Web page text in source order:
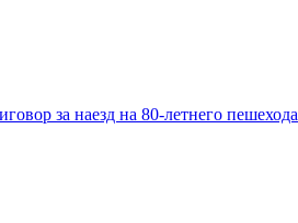
за наезд на 80-летнего пешехода